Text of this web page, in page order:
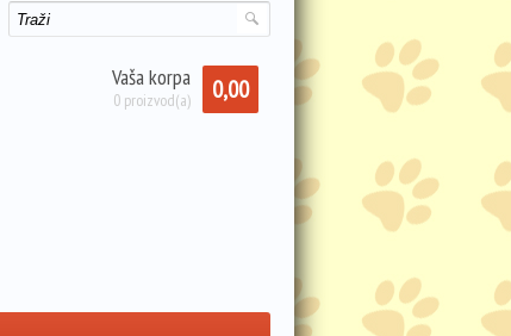
0,00
Vaša korpa
0 proizvod(a)